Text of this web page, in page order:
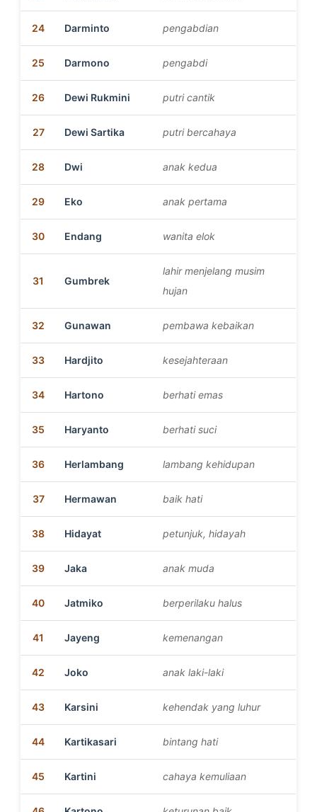
24 Darminto pengabdian
25 Darmono pengabdi
26 Dewi Rukmini putri cantik
27 Dewi Sartika putri bercahaya
28 Dwi anak kedua
29 Eko anak pertama
30 Endang wanita elok
31 Gumbrek
lahir menjelang musim
hujan
32 Gunawan pembawa kebaikan
33 Hardjito kesejahteraan
34 Hartono berhati emas
35 Haryanto berhati suci
36 Herlambang lambang kehidupan
37 Hermawan baik hati
38 Hidayat petunjuk, hidayah
39 Jaka anak muda
40 Jatmiko berperilaku halus
41 Jayeng kemenangan
42 Joko anak laki-laki
43 Karsini kehendak yang luhur
44 Kartikasari bintang hati
45 Kartini cahaya kemuliaan